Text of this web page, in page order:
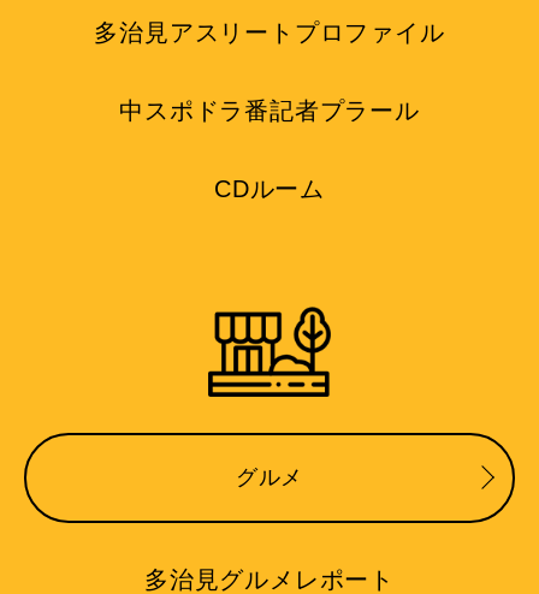
多治見アスリートプロファイル
中スポドラ番記者プラール
CDルーム
グルメ
多治見グルメレポート